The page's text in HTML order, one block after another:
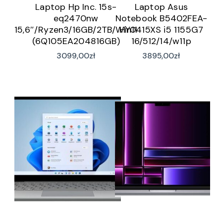
Laptop Hp Inc. 15s-
eq2470nw
15,6″/Ryzen3/16GB/2TB/Win11
(6Q105EA204816GB)
3099,00zł
Laptop Asus
Notebook B5402FEA-
HY0415XS i5 1155G7
16/512/14/w11p
3895,00zł